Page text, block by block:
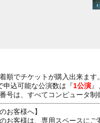
順でチケットが購入出来ま
申込可能な公演数は『1公演
号は、すべてコンピュータ制
お客様へ】
お客様は、専用スペースに